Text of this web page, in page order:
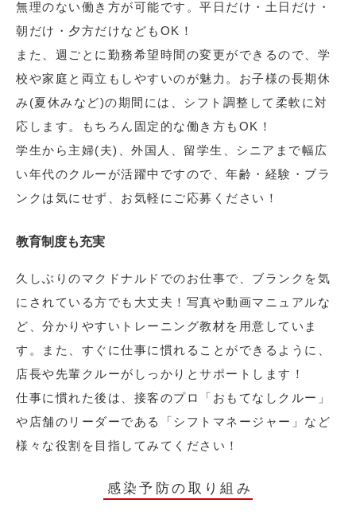
無理のない働き方が可能です。平日だけ・土日だけ・
朝だけ・夕方だけなどもOK！
また、週ごとに勤務希望時間の変更ができるので、学
校や家庭と両立もしやすいのが魅力。お子様の長期休
み(夏休みなど)の期間には、シフト調整して柔軟に対
応します。もちろん固定的な働き方もOK！
学生から主婦(夫)、外国人、留学生、シニアまで幅広
い年代のクルーが活躍中ですので、年齢・経験・ブラ
ンクは気にせず、お気軽にご応募ください！
教育制度も充実
久しぶりのマクドナルドでのお仕事で、ブランクを気
にされている方でも大丈夫！写真や動画マニュアルな
ど、分かりやすいトレーニング教材を用意していま
す。また、すぐに仕事に慣れることができるように、
店長や先輩クルーがしっかりとサポートします！
仕事に慣れた後は、接客のプロ「おもてなしクルー」
や店舗のリーダーである「シフトマネージャー」など
様々な役割を目指してみてください！
感染予防の取り組み